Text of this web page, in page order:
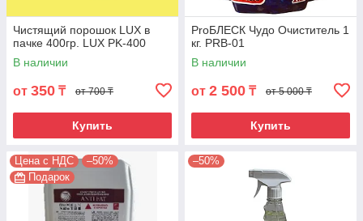
Чистящий порошок LUX в
пачке 400гр. LUX PK-400
В наличии
от 350 ₸ от 700 ₸
Купить
ProБЛЕСК Чудо Очиститель 1
кг. PRB-01
В наличии
от 2 500 ₸ от 5 000 ₸
Купить
Цена с НДС
–50%
Подарок
–50%